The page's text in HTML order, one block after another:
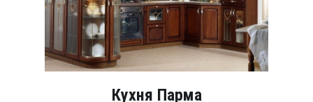
Кухня Парма